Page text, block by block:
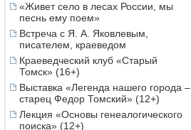
«Живет село в лесах России, мы
песнь ему поем»
Встреча с Я. А. Яковлевым,
писателем, краеведом
Краеведческий клуб «Старый
Томск» (16+)
Выставка «Легенда нашего города –
старец Федор Томский» (12+)
Лекция «Основы генеалогического
поиска» (12+)